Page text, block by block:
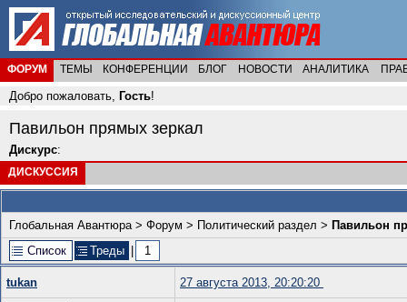
ФОРУМ ТЕМЫ КОНФЕРЕНЦИИ БЛОГ НОВОСТИ АНАЛИТИКА
Добро пожаловать, Гость!
Павильон прямых зеркал
Дискурс:
ДИСКУССИЯ
Глобальная Авантюра> Форум > Политический раздел > Павильон
Список
Треды 1
tukan 27 августа 2013, 20:20:20